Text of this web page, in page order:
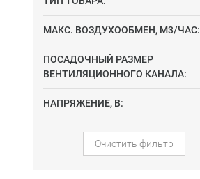
МАКС. ВОЗДУХООБМЕН, М3/ЧАС:
ПОСАДОЧНЫЙ РАЗМЕР
ВЕНТИЛЯЦИОННОГО КАНАЛА:
НАПРЯЖЕНИЕ, В:
Очистить фильтр